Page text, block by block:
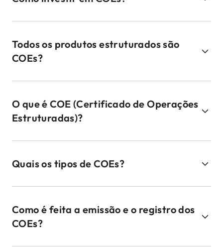
Todos os produtos estruturados são
COEs?
O que é COE (Certificado de Operações
Estruturadas)?
Quais os tipos de COEs?
Como é feita a emissão e o registro dos
COEs?